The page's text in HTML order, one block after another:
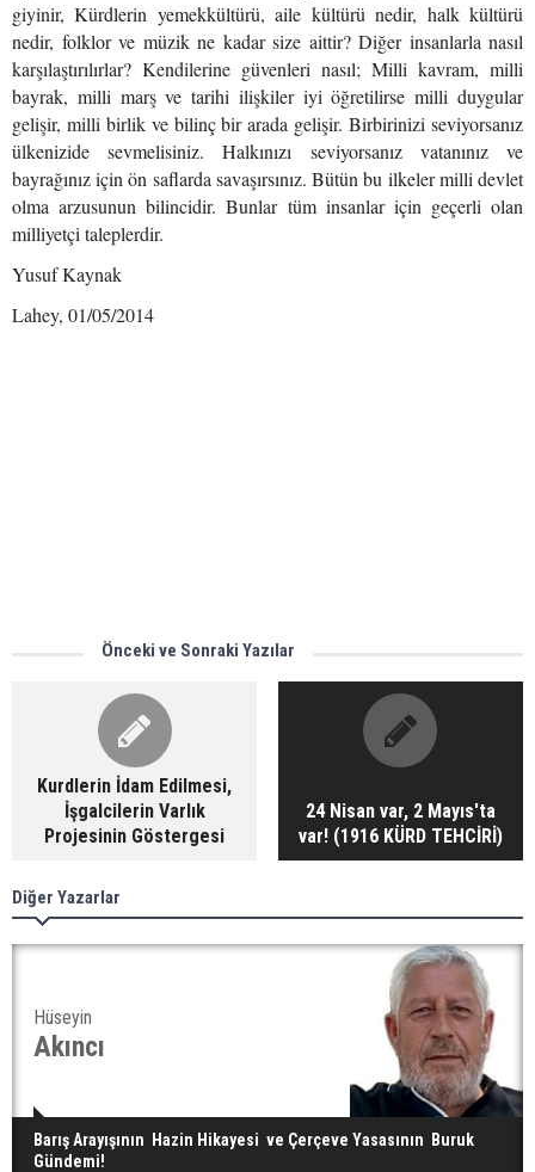
giyinir, Kürdlerin yemekkültürü, aile kültürü nedir, halk kültürü
nedir, folklor ve müzik ne kadar size aittir? Diğer insanlarla nasıl
karşılaştırılırlar? Kendilerine güvenleri nasıl; Milli kavram, milli
bayrak, milli marş ve tarihi ilişkiler iyi öğretilirse milli duygular
gelişir, milli birlik ve bilinç bir arada gelişir. Birbirinizi seviyorsanız
ülkenizide sevmelisiniz. Halkınızı seviyorsanız vatanınız ve
bayrağınız için ön saflarda savaşırsınız. Bütün bu ilkeler milli devlet
olma arzusunun bilincidir. Bunlar tüm insanlar için geçerli olan
milliyetçi taleplerdir.
Yusuf Kaynak
Lahey, 01/05/2014
Önceki ve Sonraki Yazılar
Kurdlerin İdam Edilmesi,
İşgalcilerin Varlık
Projesinin Göstergesi
24 Nisan var, 2 Mayıs'ta
var! (1916 KÜRD TEHCİRİ)
Diğer Yazarlar
Hüseyin
Akıncı
Barış Arayışının Hazin Hikayesi ve Çerçeve Yasasının Buruk
Gündemi!